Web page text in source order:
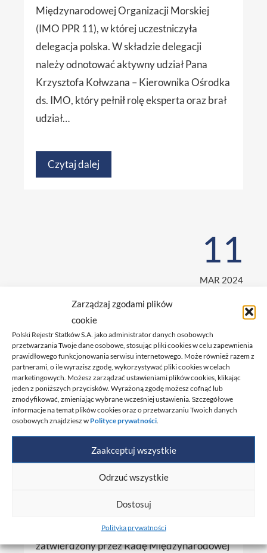
Zarządzaj zgodami plików
cookie
Polski Rejestr Statków S.A. jako administrator danych osobowych
przetwarzania Twoje dane osobowe, stosując pliki cookies w celu zapewnienia
prawidłowego funkcjonowania serwisu internetowego. Może również razem z
partnerami, o ile wyrazisz zgodę, wykorzystywać pliki cookies w celach
marketingowych. Możesz zarządzać ustawieniami plików cookies, klikając
jeden z poniższych przycisków. Wyrażoną zgodę możesz cofnąć lub
zmodyfikować, zmieniając wybrane wcześniej ustawienia. Szczegółowe
informacje na temat plików cookies oraz o przetwarzaniu Twoich danych
osobowych znajdziesz w Polityce prywatności
Zaakceptuj wszystkie
Odrzuć wszystkie
Dostosuj
Polityka prywatności
Międzynarodowej Organizacji Morskiej
(IMO PPR 11), w której uczestniczyła
delegacja polska. W składzie delegacji
należy odnotować aktywny udział Pana
Krzysztofa Kołwzana – Kierownika Ośrodka
ds. IMO, który pełnił rolę eksperta oraz brał
udział…
Czytaj dalej
11
MAR 2024
Światowy Temat
Morski IMO na rok
bezpieczeństwo przede wszystkim!” to
Światowy Temat Morski 2024 roku
zatwierdzony przez Radę Międzynarodowej